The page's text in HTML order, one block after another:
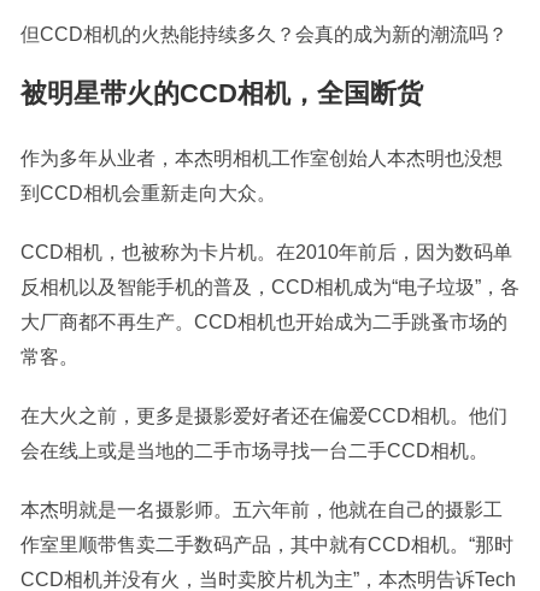
但CCD相机的火热能持续多久？会真的成为新的潮流吗？
被明星带火的CCD相机，全国断货
作为多年从业者，本杰明相机工作室创始人本杰明也没想
到CCD相机会重新走向大众。
CCD相机，也被称为卡片机。在2010年前后，因为数码单
反相机以及智能手机的普及，CCD相机成为“电子垃圾”，各
大厂商都不再生产。CCD相机也开始成为二手跳蚤市场的
常客。
在大火之前，更多是摄影爱好者还在偏爱CCD相机。他们
会在线上或是当地的二手市场寻找一台二手CCD相机。
本杰明就是一名摄影师。五六年前，他就在自己的摄影工
作室里顺带售卖二手数码产品，其中就有CCD相机。“那时
CCD相机并没有火，当时卖胶片机为主”，本杰明告诉Tech